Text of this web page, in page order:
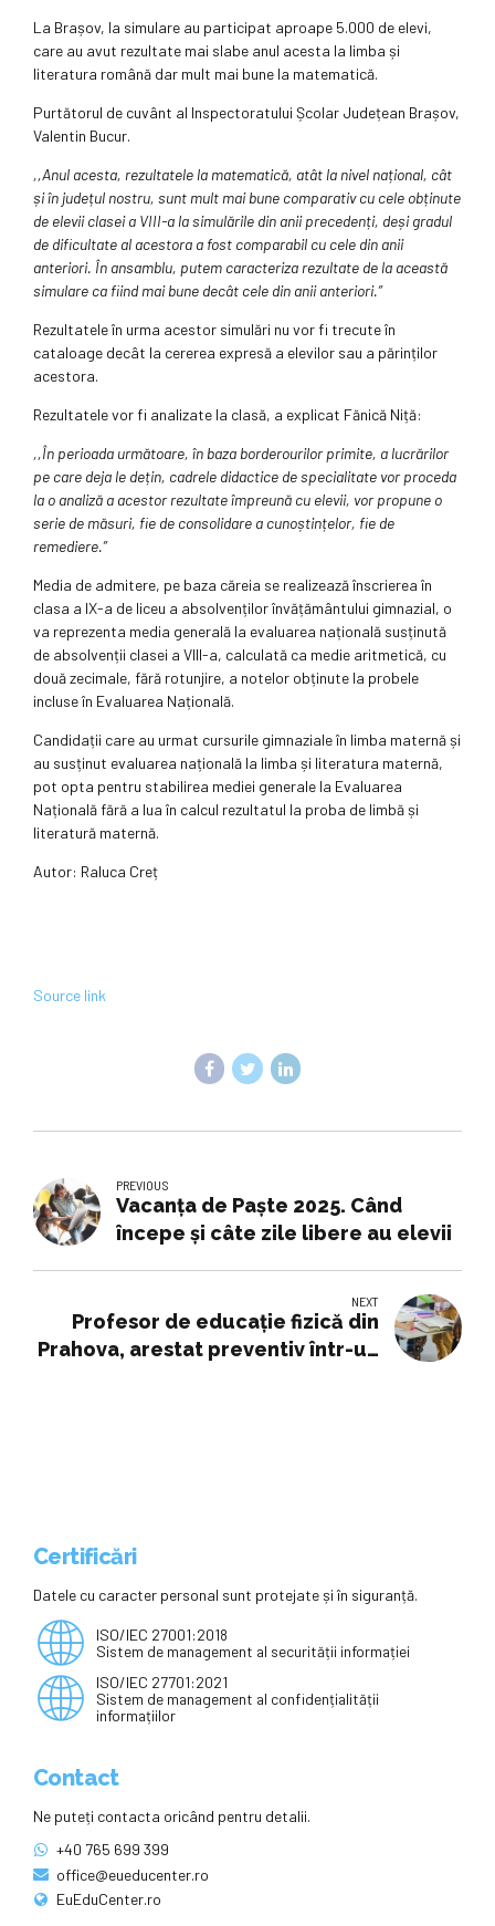
La Brașov, la simulare au participat aproape 5.000 de elevi,
care au avut rezultate mai slabe anul acesta la limba și
literatura română dar mult mai bune la matematică.
Purtătorul de cuvânt al Inspectoratului Școlar Județean Brașov,
Valentin Bucur.
,,Anul acesta, rezultatele la matematică, atât la nivel național, cât
și în județul nostru, sunt mult mai bune comparativ cu cele obținute
de elevii clasei a VIII-a la simulările din anii precedenți, deși gradul
de dificultate al acestora a fost comparabil cu cele din anii
anteriori. În ansamblu, putem caracteriza rezultate de la această
simulare ca fiind mai bune decât cele din anii anteriori.”
Rezultatele în urma acestor simulări nu vor fi trecute în
cataloage decât la cererea expresă a elevilor sau a părinților
acestora.
Rezultatele vor fi analizate la clasă, a explicat Fănică Niță:
,,În perioada următoare, în baza borderourilor primite, a lucrărilor
pe care deja le dețin, cadrele didactice de specialitate vor proceda
la o analiză a acestor rezultate împreună cu elevii, vor propune o
serie de măsuri, fie de consolidare a cunoștințelor, fie de
remediere.”
Media de admitere, pe baza căreia se realizează înscrierea în
clasa a IX-a de liceu a absolvenților învățământului gimnazial, o
va reprezenta media generală la evaluarea națională susținută
de absolvenții clasei a VIII-a, calculată ca medie aritmetică, cu
două zecimale, fără rotunjire, a notelor obținute la probele
incluse în Evaluarea Națională.
Candidații care au urmat cursurile gimnaziale în limba maternă și
au susținut evaluarea națională la limba și literatura maternă,
pot opta pentru stabilirea mediei generale la Evaluarea
Națională fără a lua în calcul rezultatul la proba de limbă și
literatură maternă.
Autor: Raluca Creț
Source link
PREVIOUS
Vacanța de Paște 2025. Când
începe și câte zile libere au elevii
NEXT
Profesor de educaţie fizică din
Prahova, arestat preventiv într-un
Certificări
Datele cu caracter personal sunt protejate și în siguranță.
ISO/IEC 27001:2018
Sistem de management al securității informației
ISO/IEC 27701:2021
Sistem de management al confidențialității
informațiilor
Contact
Ne puteți contacta oricând pentru detalii.
+40 765 699 399
office@eueducenter.ro
EuEduCenter.ro